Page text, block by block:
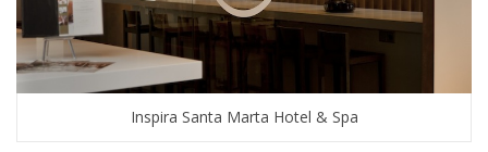
Inspira Santa Marta Hotel & Spa